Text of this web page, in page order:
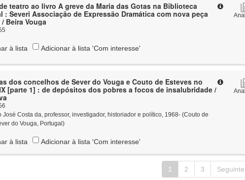
teatro ao livro A greve da Maria das Gotas na Biblioteca
: Severi Associação de Expressão Dramática com nova peça
Beira Vouga
à lista Adicionar à lista 'Com interesse'
dos concelhos de Sever do Vouga e Couto de Esteves no
[parte 1] : de depósitos dos pobres a focos de insalubridade /
Costa da, professor, investigador, historiador e político, 1968- (Couto de
do Vouga, Portugal)
à lista Adicionar à lista 'Com interesse'
1 2 3 Seguinte